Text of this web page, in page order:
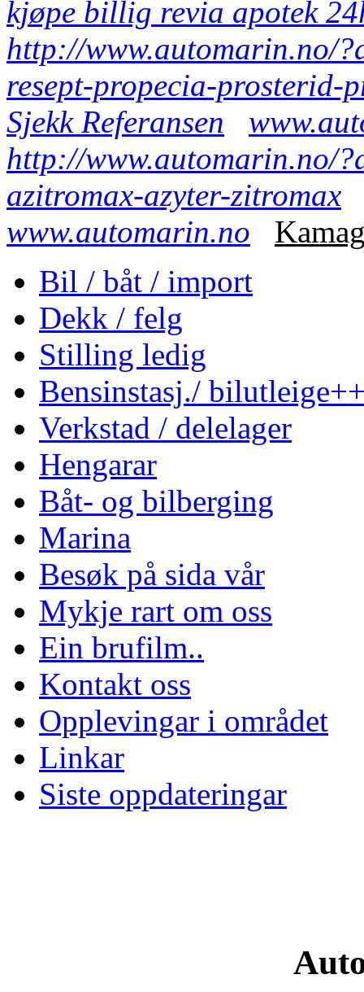
kjøpe billig revia apotek
http://www.automarin.no/
resept-propecia-prosterid-
Sjekk Referansen
http://www.automarin.no/
azitromax-azyter-zitromax
www.automarin.no
Bil / båt / import
Dekk / felg
Stilling ledig
Bensinstasj./
Verkstad / delelager
Hengarar
Båt- og bilberging
Marina
Besøk på sida vår
Mykje rart om oss
Ein brufilm..
Kontakt oss
Opplevingar i området
Linkar
Siste oppdateringar